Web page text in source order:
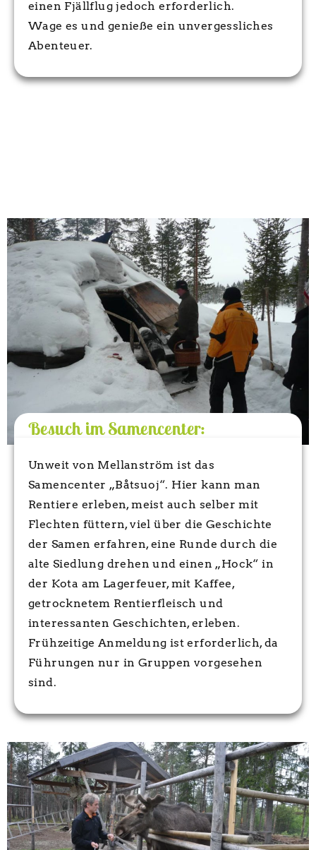
einen Fjällflug jedoch erforderlich.
Wage es und genieße ein unvergessliches
Abenteuer.
Besuch im Samencenter:
Unweit von Mellanström ist das
Samencenter „Båtsuoj“. Hier kann man
Rentiere erleben, meist auch selber mit
Flechten füttern, viel über die Geschichte
der Samen erfahren, eine Runde durch die
alte Siedlung drehen und einen „Hock“ in
der Kota am Lagerfeuer, mit Kaffee,
getrocknetem Rentierfleisch und
interessanten Geschichten, erleben.
Frühzeitige Anmeldung ist erforderlich, da
Führungen nur in Gruppen vorgesehen
sind.